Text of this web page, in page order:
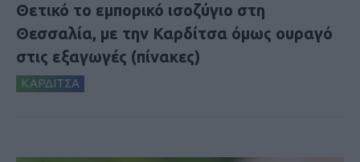
Θετικό το εμπορικό ισοζύγιο στη
Θεσσαλία, με την Καρδίτσα όμως ουραγό
στις εξαγωγές (πίνακες)
ΚΑΡΔΙΤΣΑ